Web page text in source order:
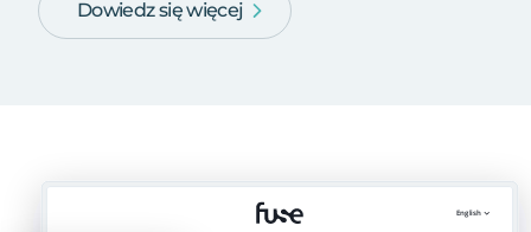
Dowiedz się więcej